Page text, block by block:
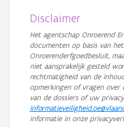
Disclaimer
Het agentschap Onroerend
documenten op basis van
Onroerenderfgoedbesluit,
niet aansprakelijk gesteld
rechtmatigheid van de
opmerkingen of vragen over
van de dossiers of uw
informatie in onze